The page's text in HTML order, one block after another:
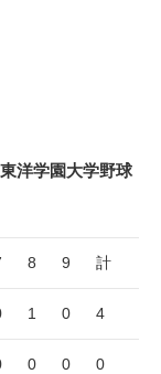
洋学園大学野球
8 9 計
1 0 4
0 0 0